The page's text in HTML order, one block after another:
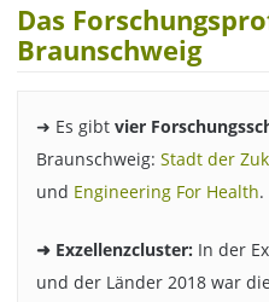
Das
Braunschweig
➜ Es gibt vier
Braunschweig: Stadt der
und Engineering For Health.
➜ Exzellenzcluster: In der
und der Länder 2018 war